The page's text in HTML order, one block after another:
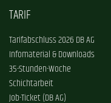
TARIF
Tarifabschluss 2026 DB AG
Infomaterial & Downloads
35-Stunden-Woche
Schichtarbeit
Job-Ticket (DB AG)